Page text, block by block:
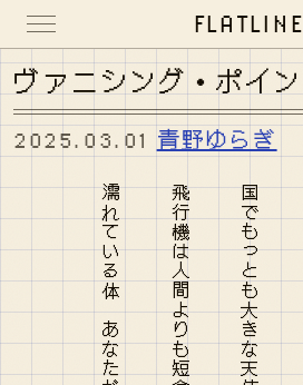
FLATLINE
ヴァニシング・ポイン
2025.03.01 青野ゆらぎ